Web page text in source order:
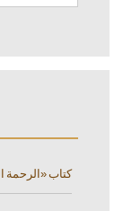
كتاب «الرحمة